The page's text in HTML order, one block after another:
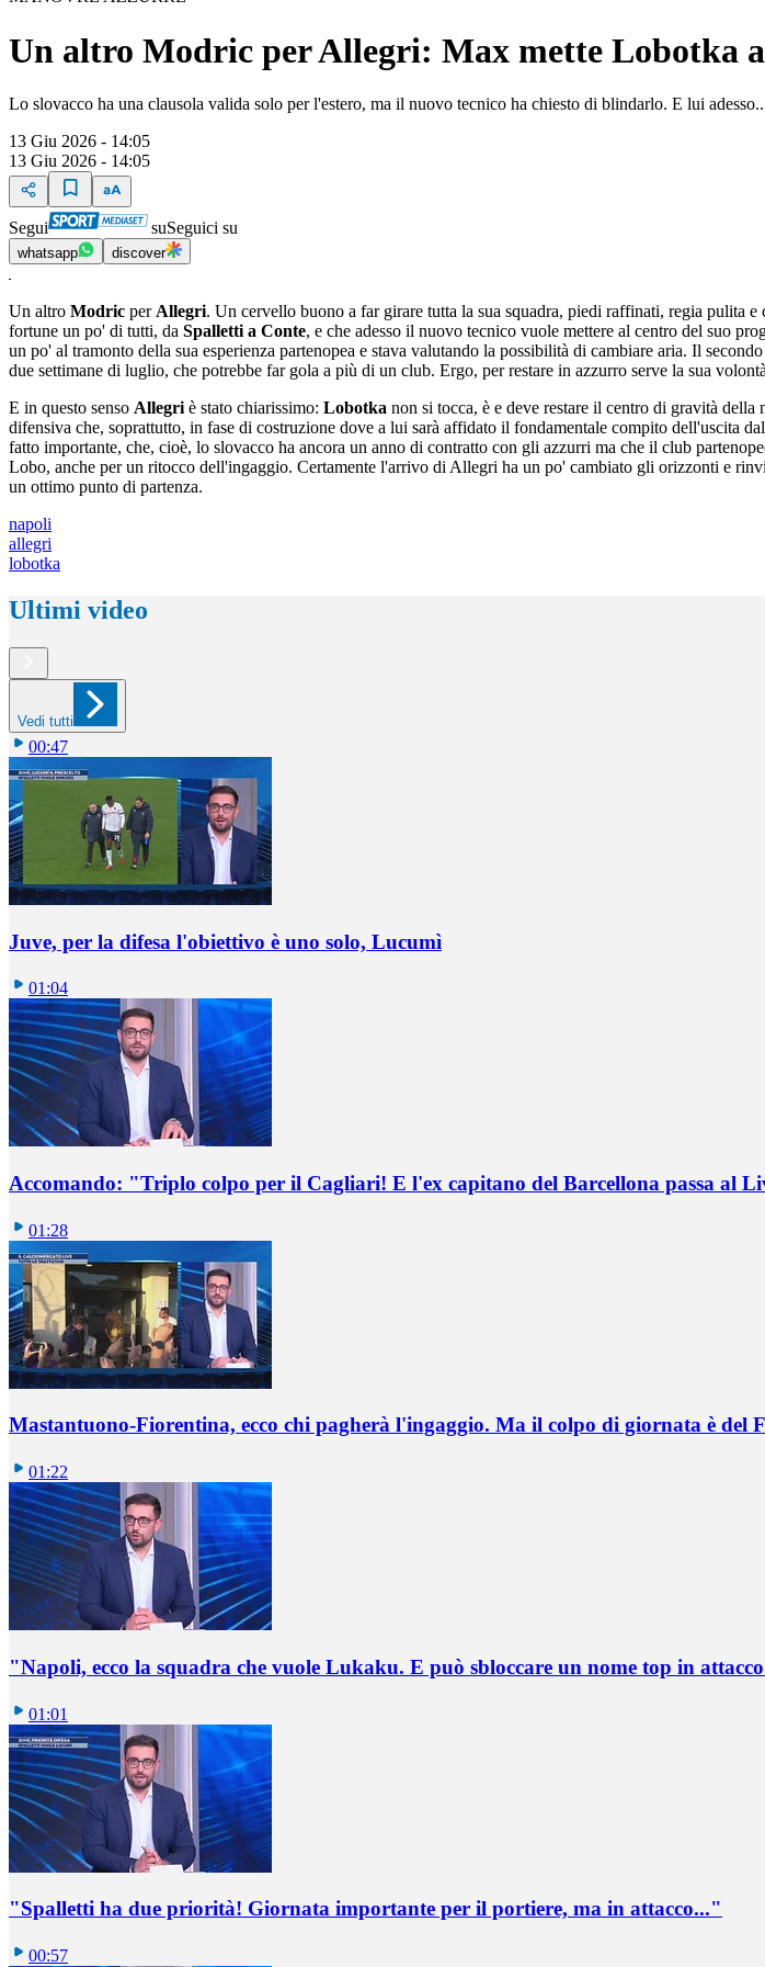
Un altro Modric per Allegri: Max mette Lobotka
Lo slovacco ha una clausola valida solo per l'estero, ma il nuovo tecnico ha chiesto di blindarlo. E lui
13 Giu 2026 - 14:05
13 Giu 2026 - 14:05
Segui suSeguici su
whatsapp discover
Un altro Modric per Allegri. Un cervello buono a far girare tutta la sua squadra, piedi raffinati, regia pulita e
fortune un po' di tutti, da Spalletti a Conte, e che adesso il nuovo tecnico vuole mettere al centro del suo
un po' al tramonto della sua esperienza partenopea e stava valutando la possibilità di cambiare aria. Il
due settimane di luglio, che potrebbe far gola a più di un club. Ergo, per restare in azzurro serve la sua
E in questo senso Allegri è stato chiarissimo: Lobotka non si tocca, è e deve restare il centro di gravità
difensiva che, soprattutto, in fase di costruzione dove a lui sarà affidato il fondamentale compito dell'uscita
fatto importante, che, cioè, lo slovacco ha ancora un anno di contratto con gli azzurri ma che il club
Lobo, anche per un ritocco dell'ingaggio. Certamente l'arrivo di Allegri ha un po' cambiato gli orizzonti e
un ottimo punto di partenza.
napoli
allegri
lobotka
Ultimi video
Vedi tutti
00:47
Juve, per la difesa l'obiettivo è uno solo, Lucumì
01:04
Accomando: "Triplo colpo per il Cagliari! E l'ex capitano del Barcellona passa al
01:28
Mastantuono-Fiorentina, ecco chi pagherà l'ingaggio. Ma il colpo di giornata è del
01:22
"Napoli, ecco la squadra che vuole Lukaku. E può sbloccare un nome top in
01:01
"Spalletti ha due priorità! Giornata importante per il portiere, ma in attacco..."
00:57